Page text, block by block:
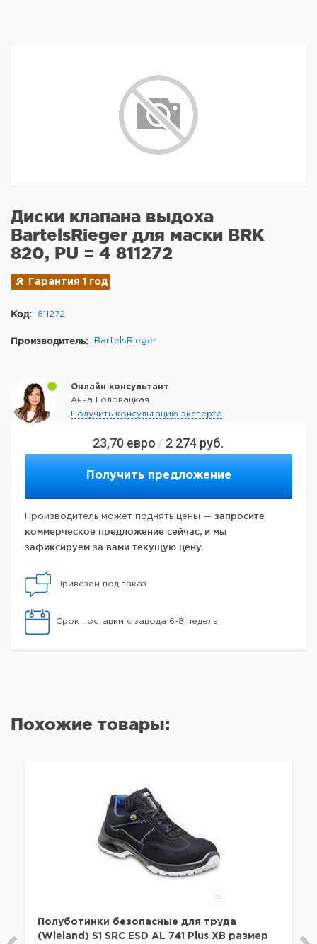
23,70 евро / 2 274 руб.
Получить предложение
Производитель может поднять цены — запросите
коммерческое предложение сейчас, и мы
зафиксируем за вами текущую цену.
Привезем под заказ
Срок поставки с завода 6-8 недель
Диски клапана выдоха
BartelsRieger для маски BRK
820, PU = 4 811272
Гарантия 1 год
Код: 811272
Производитель: BartelsRieger
Онлайн консультант
Анна Головацкая
Получить консультацию эксперта
Похожие товары:
Полуботинки безопасные для труда
(Wieland) S1 SRC ESD AL 741 Plus XB размер